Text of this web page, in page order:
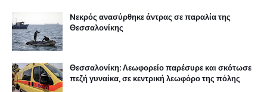
Nεκρός ανασύρθηκε άντρας σε παραλία της
Θεσσαλονίκης
Θεσσαλονίκη: Λεωφορείο παρέσυρε και σκότωσε
πεζή γυναίκα, σε κεντρική λεωφόρο της πόλης